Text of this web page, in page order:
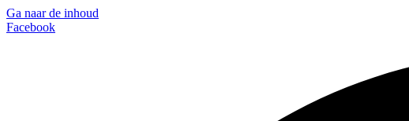
Ga naar de inhoud
Facebook